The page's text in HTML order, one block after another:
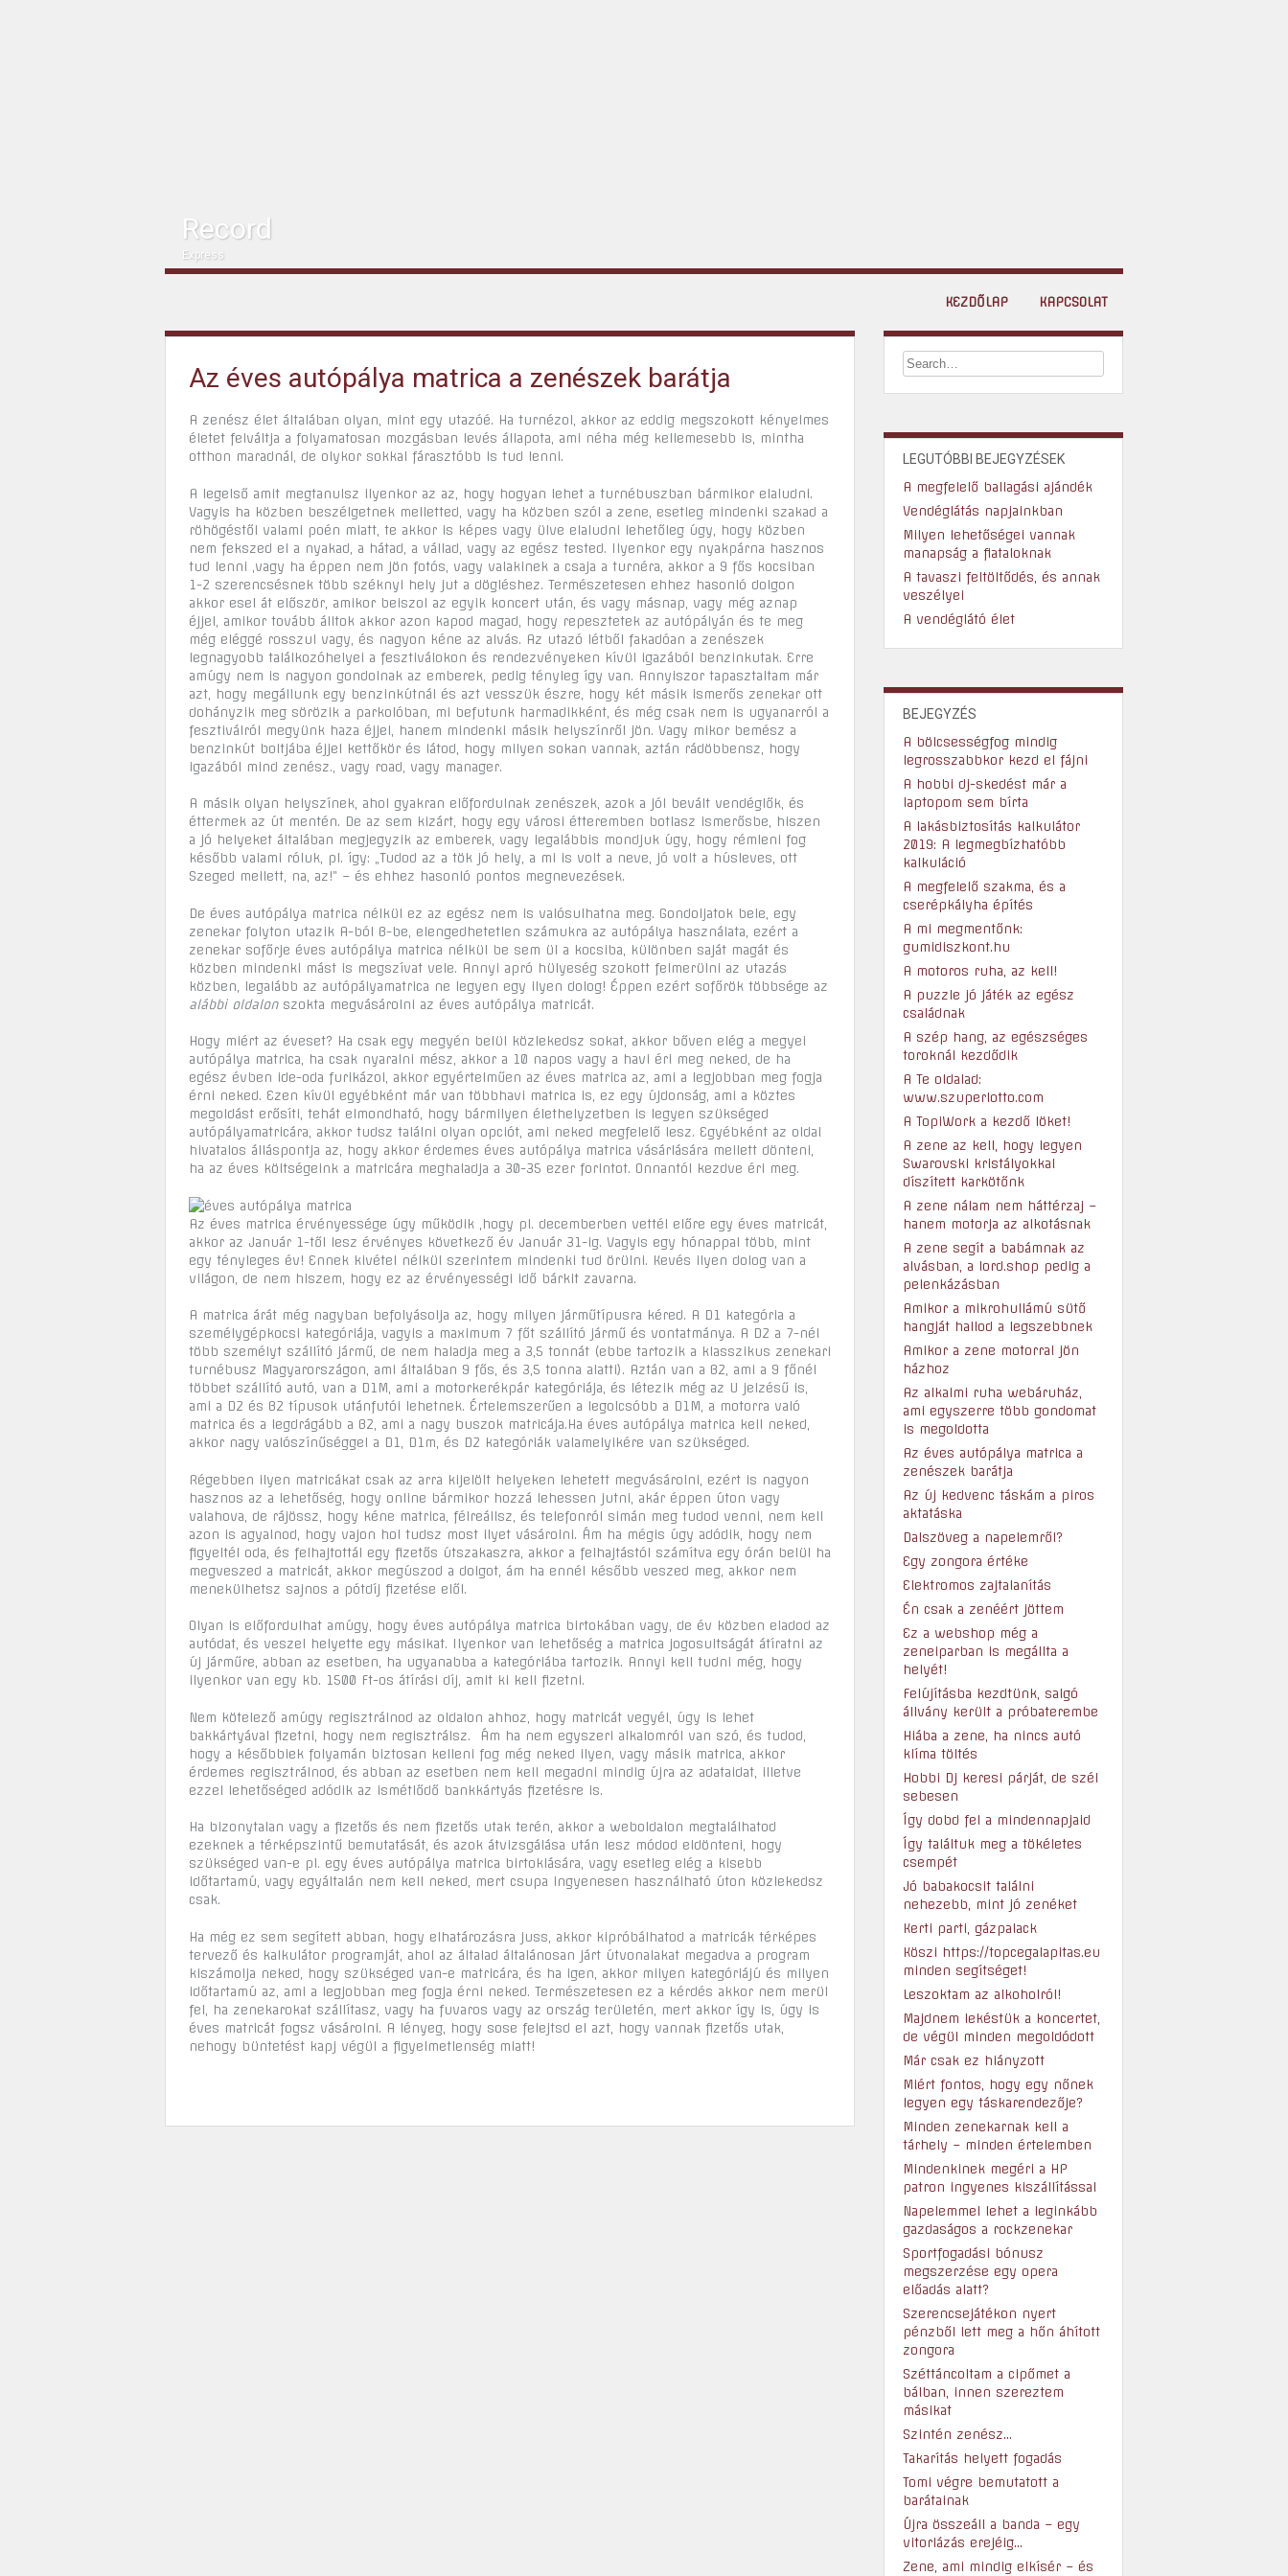
Record
Express
KEZDŐLAP KAPCSOLAT
Az éves autópálya matrica a zenészek barátja
A zenész élet általában olyan, mint egy utazóé. Ha turnézol, akkor az eddig megszokott kényelmes
életet felváltja a folyamatosan mozgásban levés állapota, ami néha még kellemesebb is, mintha
otthon maradnál, de olykor sokkal fárasztóbb is tud lenni.
A legelső amit megtanulsz ilyenkor az az, hogy hogyan lehet a turnébuszban bármikor elaludni.
Vagyis ha közben beszélgetnek melletted, vagy ha közben szól a zene, esetleg mindenki szakad a
röhögéstől valami poén miatt, te akkor is képes vagy ülve elaludni lehetőleg úgy, hogy közben
nem fekszed el a nyakad, a hátad, a vállad, vagy az egész tested. Ilyenkor egy nyakpárna hasznos
tud lenni ,vagy ha éppen nem jön fotós, vagy valakinek a csaja a turnéra, akkor a 9 fős kocsiban
1-2 szerencsésnek több széknyi hely jut a dögléshez. Természetesen ehhez hasonló dolgon
akkor esel át először, amikor beiszol az egyik koncert után, és vagy másnap, vagy még aznap
éjjel, amikor tovább álltok akkor azon kapod magad, hogy repesztetek az autópályán és te meg
még eléggé rosszul vagy, és nagyon kéne az alvás. Az utazó létből fakadóan a zenészek
legnagyobb találkozóhelyei a fesztiválokon és rendezvényeken kívül igazából benzinkutak. Erre
amúgy nem is nagyon gondolnak az emberek, pedig tényleg így van. Annyiszor tapasztaltam már
azt, hogy megállunk egy benzinkútnál és azt vesszük észre, hogy két másik ismerős zenekar ott
dohányzik meg sörözik a parkolóban, mi befutunk harmadikként, és még csak nem is ugyanarról a
fesztiválról megyünk haza éjjel, hanem mindenki másik helyszínről jön. Vagy mikor bemész a
benzinkút boltjába éjjel kettőkör és látod, hogy milyen sokan vannak, aztán rádöbbensz, hogy
igazából mind zenész., vagy road, vagy manager.
A másik olyan helyszínek, ahol gyakran előfordulnak zenészek, azok a jól bevált vendéglők, és
éttermek az út mentén. De az sem kizárt, hogy egy városi étteremben botlasz ismerősbe, hiszen
a jó helyeket általában megjegyzik az emberek, vagy legalábbis mondjuk úgy, hogy rémleni fog
később valami róluk, pl. így: „Tudod az a tök jó hely, a mi is volt a neve, jó volt a húsleves, ott
Szeged mellett, na, az!” – és ehhez hasonló pontos megnevezések.
De éves autópálya matrica nélkül ez az egész nem is valósulhatna meg. Gondoljatok bele, egy
zenekar folyton utazik A-ból B-be, elengedhetetlen számukra az autópálya használata, ezért a
zenekar sofőrje éves autópálya matrica nélkül be sem ül a kocsiba, különben saját magát és
közben mindenki mást is megszívat vele. Annyi apró hülyeség szokott felmerülni az utazás
közben, legalább az autópályamatrica ne legyen egy ilyen dolog! Éppen ezért sofőrök többsége az
alábbi oldalonszokta megvásárolni az éves autópálya matricát.
Hogy miért az éveset? Ha csak egy megyén belül közlekedsz sokat, akkor bőven elég a megyei
autópálya matrica, ha csak nyaralni mész, akkor a 10 napos vagy a havi éri meg neked, de ha
egész évben ide-oda furikázol, akkor egyértelműen az éves matrica az, ami a legjobban meg fogja
érni neked. Ezen kívül egyébként már van többhavi matrica is, ez egy újdonság, ami a köztes
megoldást erősíti, tehát elmondható, hogy bármilyen élethelyzetben is legyen szükséged
autópályamatricára, akkor tudsz találni olyan opciót, ami neked megfelelő lesz. Egyébként az oldal
hivatalos álláspontja az, hogy akkor érdemes éves autópálya matrica vásárlására mellett dönteni,
ha az éves költségeink a matricára meghaladja a 30-35 ezer forintot. Onnantól kezdve éri meg.
Az éves matrica érvényessége úgy működik ,hogy pl. decemberben vettél előre egy éves matricát,
akkor az Január 1-től lesz érvényes következő év Január 31-ig. Vagyis egy hónappal több, mint
egy tényleges év! Ennek kivétel nélkül szerintem mindenki tud örülni. Kevés ilyen dolog van a
világon, de nem hiszem, hogy ez az érvényességi idő bárkit zavarna.
A matrica árát még nagyban befolyásolja az, hogy milyen járműtípusra kéred. A D1 kategória a
személygépkocsi kategóriája, vagyis a maximum 7 főt szállító jármű és vontatmánya. A D2 a 7-nél
több személyt szállító jármű, de nem haladja meg a 3,5 tonnát (ebbe tartozik a klasszikus zenekari
turnébusz Magyarországon, ami általában 9 fős, és 3,5 tonna alatti). Aztán van a B2, ami a 9 főnél
többet szállító autó, van a D1M, ami a motorkerékpár kategóriája, és létezik még az U jelzésű is,
ami a D2 és B2 típusok utánfutói lehetnek. Értelemszerűen a legolcsóbb a D1M, a motorra való
matrica és a legdrágább a B2, ami a nagy buszok matricája.Ha éves autópálya matrica kell neked,
akkor nagy valószínűséggel a D1, D1m, és D2 kategóriák valamelyikére van szükséged.
Régebben ilyen matricákat csak az arra kijelölt helyeken lehetett megvásárolni, ezért is nagyon
hasznos az a lehetőség, hogy online bármikor hozzá lehessen jutni, akár éppen úton vagy
valahova, de rájössz, hogy kéne matrica, félreállsz, és telefonról simán meg tudod venni, nem kell
azon is agyalnod, hogy vajon hol tudsz most ilyet vásárolni. Ám ha mégis úgy adódik, hogy nem
figyeltél oda, és felhajtottál egy fizetős útszakaszra, akkor a felhajtástól számítva egy órán belül ha
megveszed a matricát, akkor megúszod a dolgot, ám ha ennél később veszed meg, akkor nem
menekülhetsz sajnos a pótdíj fizetése elől.
Olyan is előfordulhat amúgy, hogy éves autópálya matrica birtokában vagy, de év közben eladod az
autódat, és veszel helyette egy másikat. Ilyenkor van lehetőség a matrica jogosultságát átíratni az
új járműre, abban az esetben, ha ugyanabba a kategóriába tartozik. Annyi kell tudni még, hogy
ilyenkor van egy kb. 1500 Ft-os átírási díj, amit ki kell fizetni.
Nem kötelező amúgy regisztrálnod az oldalon ahhoz, hogy matricát vegyél, úgy is lehet
bakkártyával fizetni, hogy nem regisztrálsz. Ám ha nem egyszeri alkalomról van szó, és tudod,
hogy a későbbiek folyamán biztosan kelleni fog még neked ilyen, vagy másik matrica, akkor
érdemes regisztrálnod, és abban az esetben nem kell megadni mindig újra az adataidat, illetve
ezzel lehetőséged adódik az ismétlődő bankkártyás fizetésre is.
Ha bizonytalan vagy a fizetős és nem fizetős utak terén, akkor a weboldalon megtalálhatod
ezeknek a térképszintű bemutatását, és azok átvizsgálása után lesz módod eldönteni, hogy
szükséged van-e pl. egy éves autópálya matrica birtoklására, vagy esetleg elég a kisebb
időtartamú, vagy egyáltalán nem kell neked, mert csupa ingyenesen használható úton közlekedsz
csak.
Ha még ez sem segített abban, hogy elhatározásra juss, akkor kipróbálhatod a matricák térképes
tervező és kalkulátor programját, ahol az általad általánosan járt útvonalakat megadva a program
kiszámolja neked, hogy szükséged van-e matricára, és ha igen, akkor milyen kategóriájú és milyen
időtartamú az, ami a legjobban meg fogja érni neked. Természetesen ez a kérdés akkor nem merül
fel, ha zenekarokat szállítasz, vagy ha fuvaros vagy az ország területén, mert akkor így is, úgy is
éves matricát fogsz vásárolni. A lényeg, hogy sose felejtsd el azt, hogy vannak fizetős utak,
nehogy büntetést kapj végül a figyelmetlenség miatt!
LEGUTÓBBI BEJEGYZÉSEK
A megfelelő ballagási ajándék
Vendéglátás napjainkban
Milyen lehetőségei vannak
manapság a fiataloknak
A tavaszi feltöltődés, és annak
veszélyei
A vendéglátó élet
BEJEGYZÉS
A bölcsességfog mindig
legrosszabbkor kezd el fájni
A hobbi dj-skedést már a
laptopom sem bírta
A lakásbiztosítás kalkulátor
2019: A legmegbízhatóbb
kalkuláció
A megfelelő szakma, és a
cserépkályha építés
A mi megmentőnk:
gumidiszkont.hu
A motoros ruha, az kell!
A puzzle jó játék az egész
családnak
A szép hang, az egészséges
toroknál kezdődik
A Te oldalad:
www.szuperlotto.com
A TopiWork a kezdő löket!
A zene az kell, hogy legyen
Swarovski kristályokkal
díszített karkötőnk
A zene nálam nem háttérzaj –
hanem motorja az alkotásnak
A zene segít a babámnak az
alvásban, a lord.shop pedig a
pelenkázásban
Amikor a mikrohullámú sütő
hangját hallod a legszebbnek
Amikor a zene motorral jön
házhoz
Az alkalmi ruha webáruház,
ami egyszerre több gondomat
is megoldotta
Az éves autópálya matrica a
zenészek barátja
Az új kedvenc táskám a piros
aktatáska
Dalszöveg a napelemről?
Egy zongora értéke
Elektromos zajtalanítás
Én csak a zenéért jöttem
Ez a webshop még a
zeneiparban is megállta a
helyét!
Felújításba kezdtünk, salgó
állvány került a próbaterembe
Hiába a zene, ha nincs autó
klíma töltés
Hobbi Dj keresi párját, de szél
sebesen
Így dobd fel a mindennapjaid
Így találtuk meg a tökéletes
csempét
Jó babakocsit találni
nehezebb, mint jó zenéket
Kerti parti, gázpalack
Köszi https://topcegalapitas.eu
minden segítséget!
Leszoktam az alkoholról!
Majdnem lekéstük a koncertet,
de végül minden megoldódott
Már csak ez hiányzott
Miért fontos, hogy egy nőnek
legyen egy táskarendezője?
Minden zenekarnak kell a
tárhely – minden értelemben
Mindenkinek megéri a HP
patron ingyenes kiszállítással
Napelemmel lehet a leginkább
gazdaságos a rockzenekar
Sportfogadási bónusz
megszerzése egy opera
előadás alatt?
Szerencsejátékon nyert
pénzből lett meg a hőn áhított
zongora
Széttáncoltam a cipőmet a
bálban, innen szereztem
másikat
Szintén zenész…
Takarítás helyett fogadás
Tomi végre bemutatott a
barátainak
Újra összeáll a banda – egy
vitorlázás erejéig…
Zene, ami mindig elkísér – és